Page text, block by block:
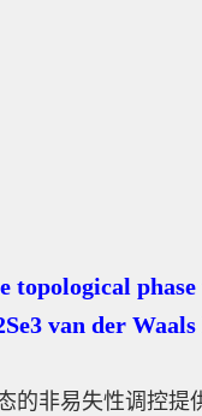
topological
van der
的非易失性调控提